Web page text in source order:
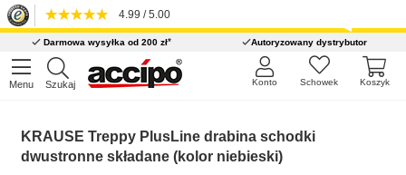
4.99 / 5.00
Darmowa wysyłka od 200 zł* Autoryzowany dystrybutor
Menu Szukaj Koszyk
Schowek
Konto
KRAUSE Treppy PlusLine drabina schodki
dwustronne składane (kolor niebieski)